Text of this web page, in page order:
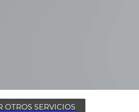
OTROS SERVICIOS